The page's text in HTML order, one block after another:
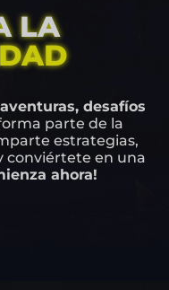
LA
desafíos
parte de la
estrategias,
conviértete en una
ahora!